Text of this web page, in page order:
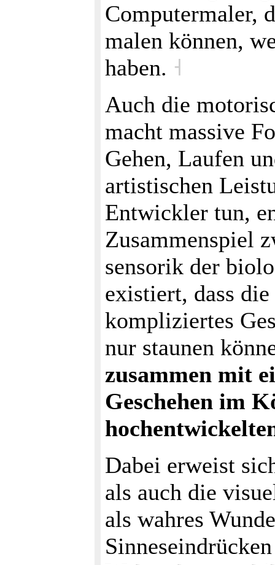
Computermaler,
malen können,
haben. ˧
Auch die
macht massive
Gehen, Laufen
artistischen
Entwickler tun,
Zusammenspiel
sensorik der
existiert, dass
kompliziertes
nur staunen
zusammen mit
Geschehen im
Dabei erweist
als auch die
als wahres